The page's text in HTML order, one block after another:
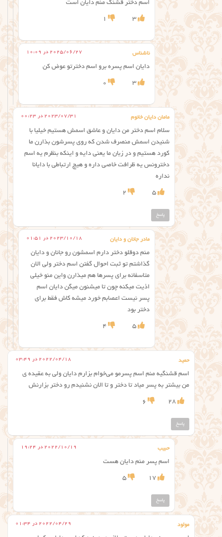
اسم دختر قشنگ منم دایان است
3
1
ناشناس 2025/06/27 در 10:09
دایان اسم پسره برو اسم دخترتو عوض کن
3
0
مامان دایان خانوم 2023/07/31 در 00:23
سلام اسم دختر من دایان و عاشق اسمش هستیم خیلیا با
شنیدن اسمش منصرف شدن که روی پسرشون بذارن ما
کورد هستیم و در زبان ما یعنی دایه و اینکه بنظرم یه اسم
دخترونس یه ظرافت خاصی داره و هیچ ارتباطی با دایانا
نداره
5
2
پاسخ
مادر جانان و دایان 2023/10/18 در 01:51
منم دوقلو دختر دارم اسمشون رو جانان و دایان
گذاشتم تو ثبت احوال گفتن اسم دختر ولی الان
متاسفانه برای پسرها هم میذارن واین منو خیلی
اذیت میکنه چون تا میشنون میگن دایان اسم
پسر نیست اعصابم خورد میشه کاش فقط برای
دختر بود
5
4
حمید 2022/04/18 در 03:49
اسم قشنگیه منم اسم پسرمو می‌خوام بزارم دایان ولی به عقیده ی
من بیشتر به پسر میاد تا دختر و تا الان نشنیدم رو دختر بزارنش
28
6
پاسخ
حبیب 2022/10/19 در 19:24
اسم پسر منم دایان هست
17
5
پاسخ
مولود 2022/04/29 در 01:34